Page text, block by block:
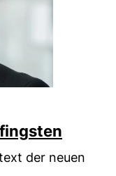
der neuen